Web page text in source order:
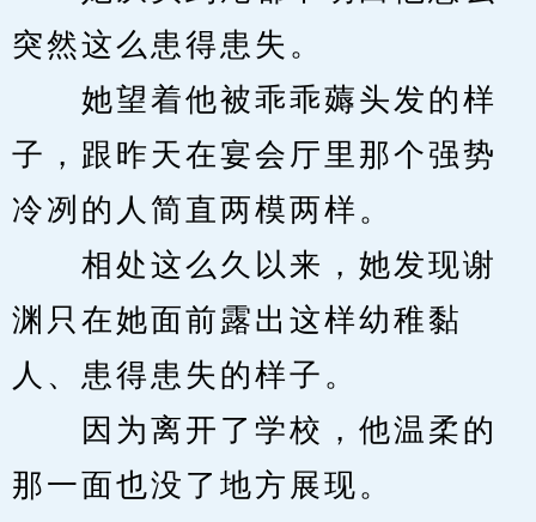
突然这么患得患失。
她望着他被乖乖薅头发的样
子，跟昨天在宴会厅里那个强势
冷冽的人简直两模两样。
相处这么久以来，她发现谢
渊只在她面前露出这样幼稚黏
人、患得患失的样子。
因为离开了学校，他温柔的
那一面也没了地方展现。